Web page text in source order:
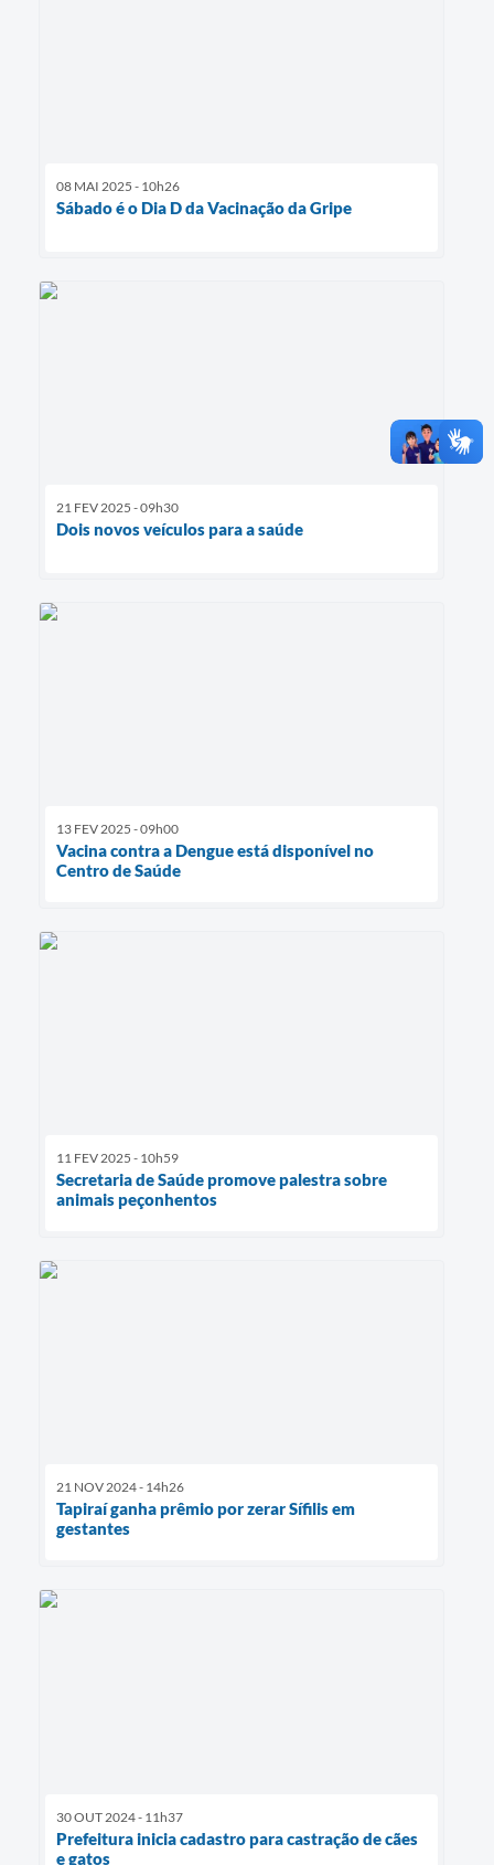
08 MAI 2025 - 10h26
Sábado é o Dia D da Vacinação da Gripe
21 FEV 2025 - 09h30
Dois novos veículos para a saúde
13 FEV 2025 - 09h00
Vacina contra a Dengue está disponível no
Centro de Saúde
11 FEV 2025 - 10h59
Secretaria de Saúde promove palestra sobre
animais peçonhentos
21 NOV 2024 - 14h26
Tapiraí ganha prêmio por zerar Sífilis em
gestantes
30 OUT 2024 - 11h37
Prefeitura inicia cadastro para castração de cães
e gatos